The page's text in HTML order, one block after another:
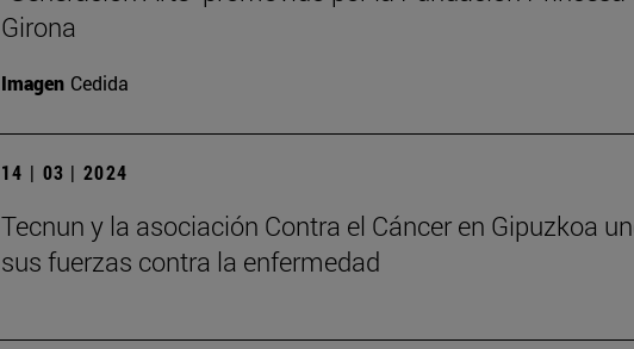
Girona
Imagen Cedida
14 | 03 | 2024
Tecnun y la asociación Contra el Cáncer en Gipuzkoa
sus fuerzas contra la enfermedad